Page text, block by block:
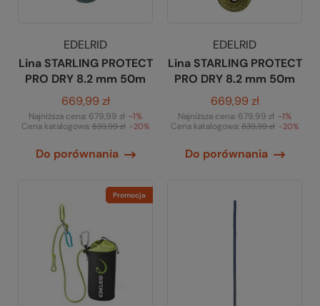
EDELRID
Lina STARLING PROTECT
PRO DRY 8.2 mm 50m
669,99 zł
Najniższa cena: 679,99 zł -1%
Cena katalogowa:839,99 zł -20%
Do porównania
EDELRID
Lina STARLING PROTECT
PRO DRY 8.2 mm 50m
669,99 zł
Najniższa cena: 679,99 zł -1%
Cena katalogowa:839,99 zł -20%
Do porównania
Promocja